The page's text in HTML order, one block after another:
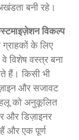
बनी रहे।
विकल्प
के लिए
विशेष वस्त्र बना
हैं। किसी भी
और सजावट
को अनुकूलित
और डिज़ाइनर
और एक पूर्ण